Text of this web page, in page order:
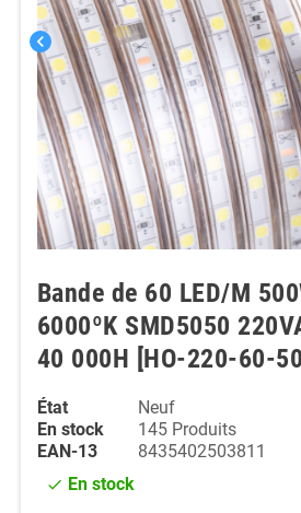
chevron_left
Bande de 60 LED/M
6000ºK SMD5050
40 000H [HO-220-60-
État
Neuf
En stock
145 Produits
EAN-13
8435402503811
check En stock